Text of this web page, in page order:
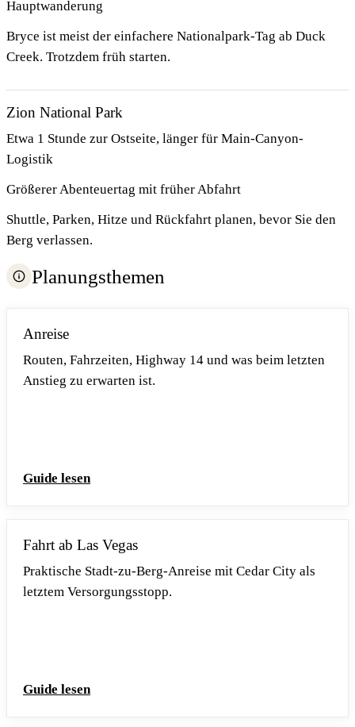
Hauptwanderung
Bryce ist meist der einfachere Nationalpark-Tag ab Duck
Creek. Trotzdem früh starten.
Zion National Park
Etwa 1 Stunde zur Ostseite, länger für Main-Canyon-
Logistik
Größerer Abenteuertag mit früher Abfahrt
Shuttle, Parken, Hitze und Rückfahrt planen, bevor Sie den
Berg verlassen.
Planungsthemen
Anreise
Routen, Fahrzeiten, Highway 14 und was beim letzten
Anstieg zu erwarten ist.
Guide lesen
Fahrt ab Las Vegas
Praktische Stadt-zu-Berg-Anreise mit Cedar City als
letztem Versorgungsstopp.
Guide lesen